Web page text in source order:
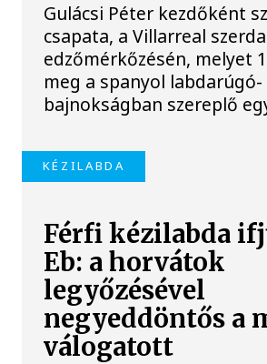
Gulácsi Péter kezdőként
csapata, a Villarreal
edzőmérkőzésén, melyet
meg a spanyol labdarúgó-
bajnokságban szereplő
KÉZILABDA
Férfi kézilabda
Eb: a horvátok
legyőzésével
negyeddöntős a
válogatott